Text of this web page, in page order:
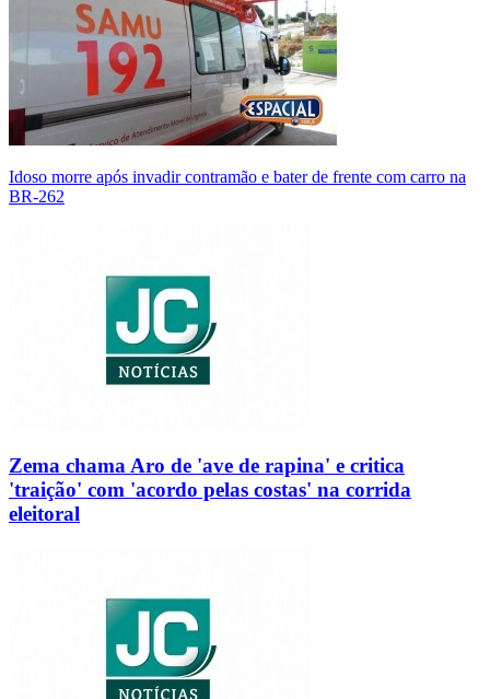
Idoso morre após invadir contramão e bater de frente com carro na
BR-262
Zema chama Aro de 'ave de rapina' e critica
'traição' com 'acordo pelas costas' na corrida
eleitoral